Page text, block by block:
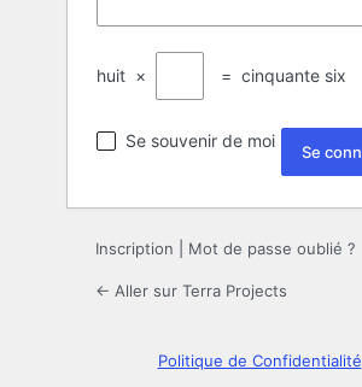
huit × = cinquante six
Se souvenir de moi
Inscription Mot de passe oublié ?
← Aller sur Terra Projects
Politique de Confidentialité